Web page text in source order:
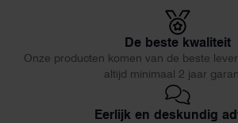
De beste kwaliteit
Onze producten komen van de beste
altijd minimaal 2 jaar
Eerlijk en deskundig